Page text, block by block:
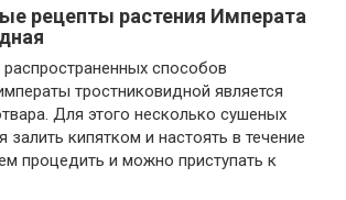
рецепты растения Императа
способов
тростниковидной является
Для этого несколько сушеных
залить кипятком и настоять в течение
процедить и можно приступать к